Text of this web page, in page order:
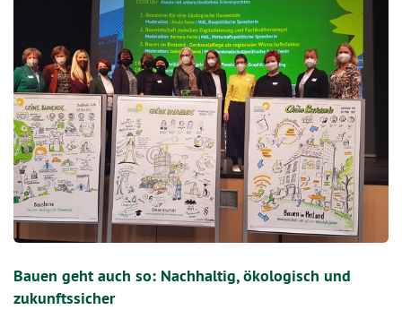
Bauen geht auch so: Nachhaltig, ökologisch und
zukunftssicher